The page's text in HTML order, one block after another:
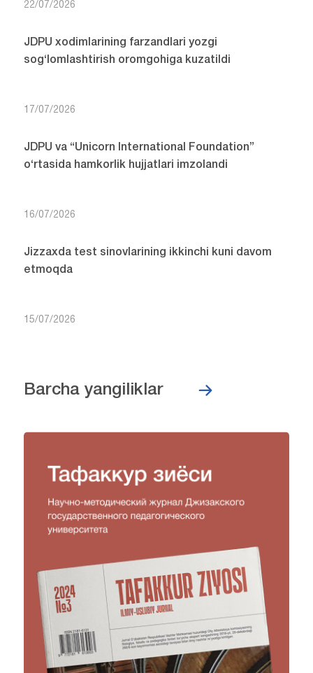
22/07/2026
JDPU xodimlarining farzandlari yozgi
sog‘lomlashtirish oromgohiga kuzatildi
17/07/2026
JDPU va “Unicorn International Foundation”
o‘rtasida hamkorlik hujjatlari imzolandi
16/07/2026
Jizzaxda test sinovlarining ikkinchi kuni davom
etmoqda
15/07/2026
Barcha yangiliklar